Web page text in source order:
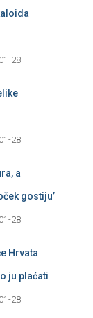
28
28
a
gostiju’
28
Hrvata
ju plaćati
28